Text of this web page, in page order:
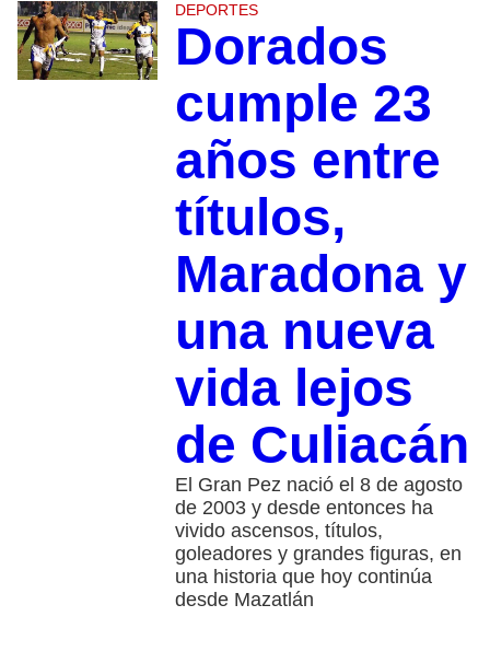
DEPORTES
Dorados
cumple 23
años entre
títulos,
Maradona y
una nueva
vida lejos
de Culiacán
El Gran Pez nació el 8 de agosto
de 2003 y desde entonces ha
vivido ascensos, títulos,
goleadores y grandes figuras, en
una historia que hoy continúa
desde Mazatlán